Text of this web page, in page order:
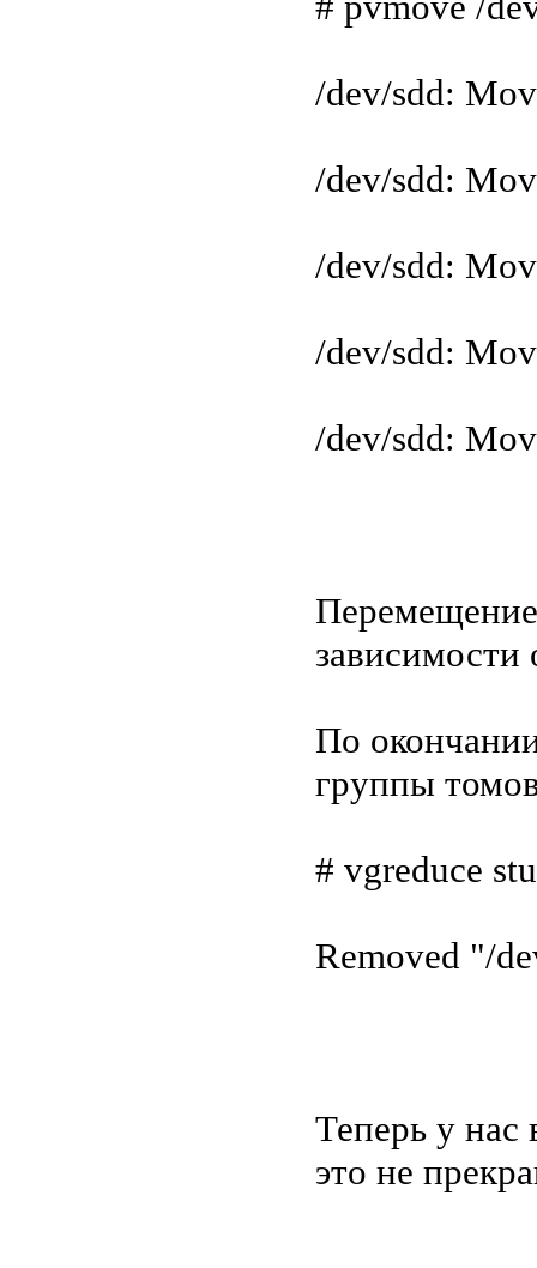
/dev/sdd:
/dev/sdd:
/dev/sdd:
/dev/sdd:
/dev/sdd:
зависимости
По
группы
# vgreduce
Removed "/
Теперь у нас
это не